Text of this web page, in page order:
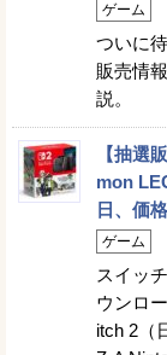
ゲーム
ついに
販売情
説。
【抽選
mon
日、価
ゲーム
スイッ
ウンロ
itch 2（